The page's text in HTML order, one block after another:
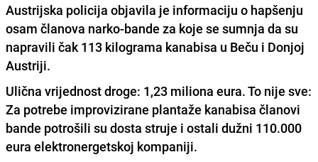
Austrijska policija objavila je informaciju o hapšenju
osam članova narko-bande za koje se sumnja da su
napravili čak 113 kilograma kanabisa u Beču i Donjoj
Austriji.
Ulična vrijednost droge: 1,23 miliona eura. To nije sve:
Za potrebe improvizirane plantaže kanabisa članovi
bande potrošili su dosta struje i ostali dužni 110.000
eura elektronergetskoj kompaniji.